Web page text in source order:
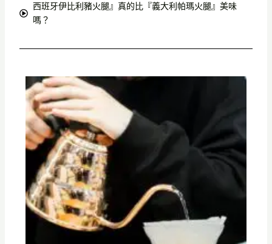
西班牙伊比利豬火腿』真的比『義大利帕瑪火腿』美味
嗎？